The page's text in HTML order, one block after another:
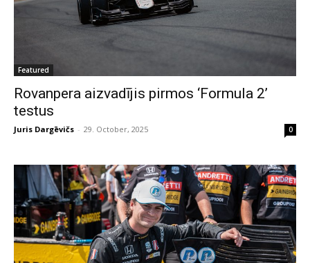
Featured
Rovanpera aizvadījis pirmos ‘Formula 2’
testus
Juris Dargēvičs - 29. October, 2025 0